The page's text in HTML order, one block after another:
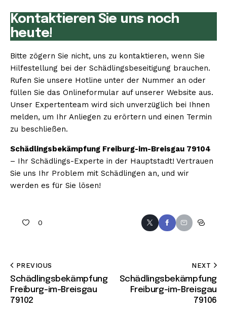
Kontaktieren Sie uns noch
heute!
Bitte zögern Sie nicht, uns zu kontaktieren, wenn Sie
Hilfestellung bei der Schädlingsbeseitigung brauchen.
Rufen Sie unsere Hotline unter der Nummer an oder
füllen Sie das Onlineformular auf unserer Website aus.
Unser Expertenteam wird sich unverzüglich bei Ihnen
melden, um Ihr Anliegen zu erörtern und einen Termin
zu beschließen.
Schädlingsbekämpfung Freiburg-im-Breisgau 79104
– Ihr Schädlings-Experte in der Hauptstadt! Vertrauen
Sie uns Ihr Problem mit Schädlingen an, und wir
werden es für Sie lösen!
0
PREVIOUS
Schädlingsbekämpfung
Freiburg-im-Breisgau
79102
NEXT
Schädlingsbekämpfung
Freiburg-im-Breisgau
79106